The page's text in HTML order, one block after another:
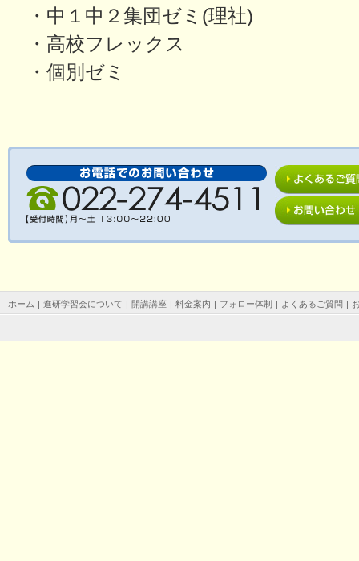
・中１中２集団ゼミ(理社)
・高校フレックス
・個別ゼミ
ホーム | 進研学習会について | 開講講座 | 料金案内 | フォロー体制 | よくあるご質問 |